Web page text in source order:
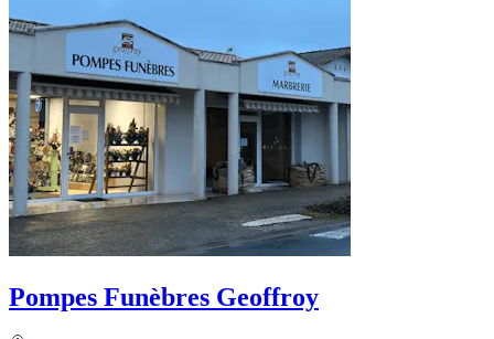
Pompes Funèbres Geoffroy